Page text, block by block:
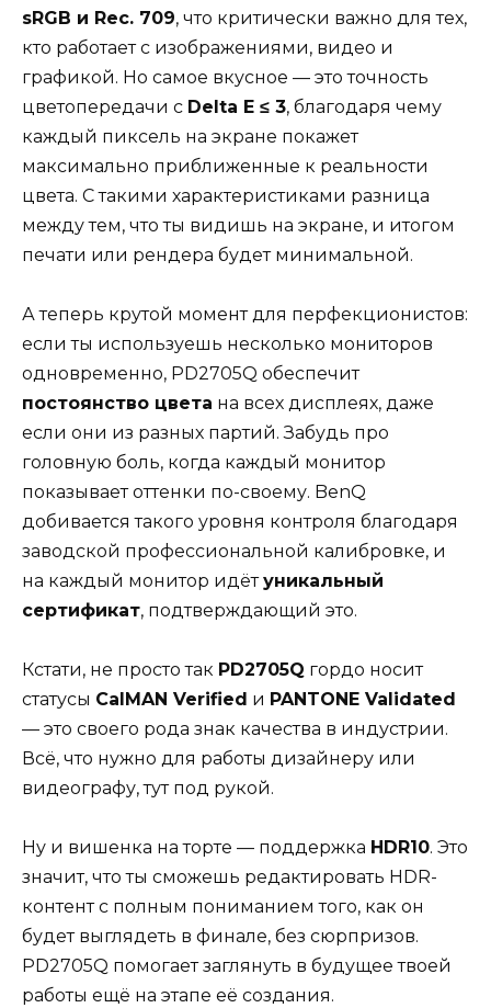
sRGB и Rec. 709, что критически важно для тех,
кто работает с изображениями, видео и
графикой. Но самое вкусное — это точность
цветопередачи с Delta E ≤ 3, благодаря чему
каждый пиксель на экране покажет
максимально приближенные к реальности
цвета. С такими характеристиками разница
между тем, что ты видишь на экране, и итогом
печати или рендера будет минимальной.
А теперь крутой момент для перфекционистов:
если ты используешь несколько мониторов
одновременно, PD2705Q обеспечит
постоянство цвета на всех дисплеях, даже
если они из разных партий. Забудь про
головную боль, когда каждый монитор
показывает оттенки по-своему. BenQ
добивается такого уровня контроля благодаря
заводской профессиональной калибровке, и
на каждый монитор идётуникальный
сертификат, подтверждающий это.
Кстати, не просто так PD2705Q гордо носит
статусы CalMAN Verified и PANTONE Validated
— это своего рода знак качества в индустрии.
Всё, что нужно для работы дизайнеру или
видеографу, тут под рукой.
Ну и вишенка на торте — поддержка HDR10. Это
значит, что ты сможешь редактировать HDR-
контент с полным пониманием того, как он
будет выглядеть в финале, без сюрпризов.
PD2705Q помогает заглянуть в будущее твоей
работы ещё на этапе её создания.